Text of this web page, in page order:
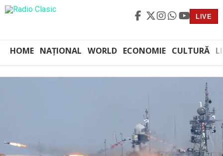
LIVE
HOME NAȚIONAL WORLD ECONOMIE CULTURĂ